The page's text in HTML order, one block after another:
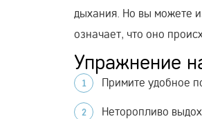
дыхания. Но вы можете
означает, что оно
Упражнение
Примите удобное
Неторопливо